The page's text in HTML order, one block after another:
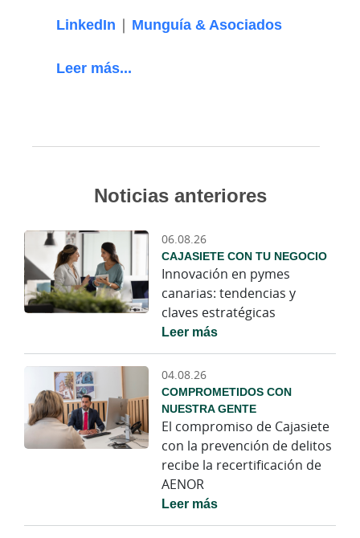
LinkedIn | Munguía & Asociados
Leer más...
Noticias anteriores
06.08.26
CAJASIETE CON TU NEGOCIO
Innovación en pymes
canarias: tendencias y
claves estratégicas
Leer más
04.08.26
COMPROMETIDOS CON
NUESTRA GENTE
El compromiso de Cajasiete
con la prevención de delitos
recibe la recertificación de
AENOR
Leer más